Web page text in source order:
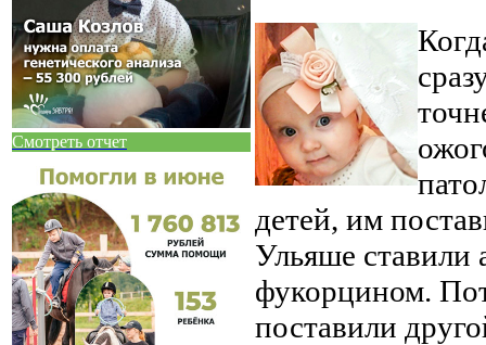
Смотреть отчет
детей, им
Ульяше ставили
фукорцином.
поставили